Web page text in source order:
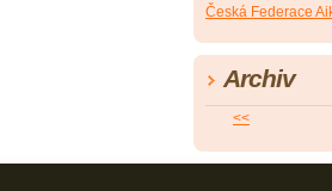
Česká Federace
Archiv
<<